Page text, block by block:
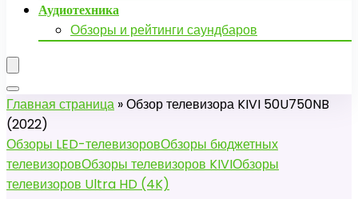
Аудиотехника
Обзоры и рейтинги саундбаров
Главная страница »Обзор телевизора KIVI 50U750NB
(2022)
Обзоры LED-телевизоровОбзоры бюджетных
телевизоровОбзоры телевизоров KIVIОбзоры
телевизоров Ultra HD (4K)